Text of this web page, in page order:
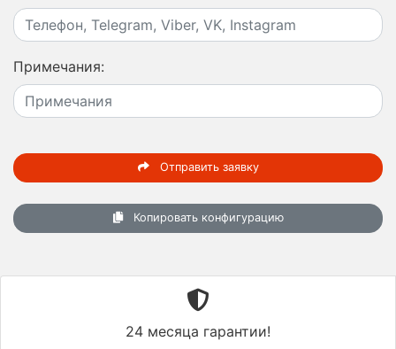
Примечания:
Отправить заявку
Копировать конфигурацию
24 месяца гарантии!